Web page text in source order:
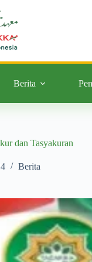
Berita
dan Tasyakuran
Berita